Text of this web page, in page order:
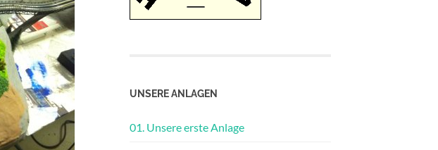
UNSERE ANLAGEN
01. Unsere erste Anlage